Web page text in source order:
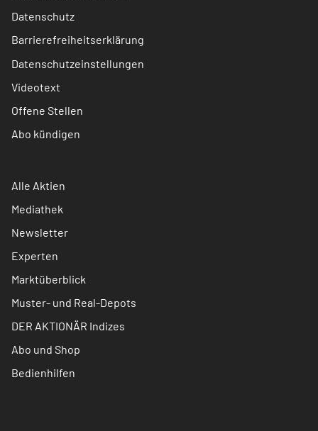
Datenschutz
Barrierefreiheitserklärung
Datenschutzeinstellungen
Videotext
Offene Stellen
Abo kündigen
Alle Aktien
Mediathek
Newsletter
Experten
Marktüberblick
Muster- und Real-Depots
DER AKTIONÄR Indizes
Abo und Shop
Bedienhilfen